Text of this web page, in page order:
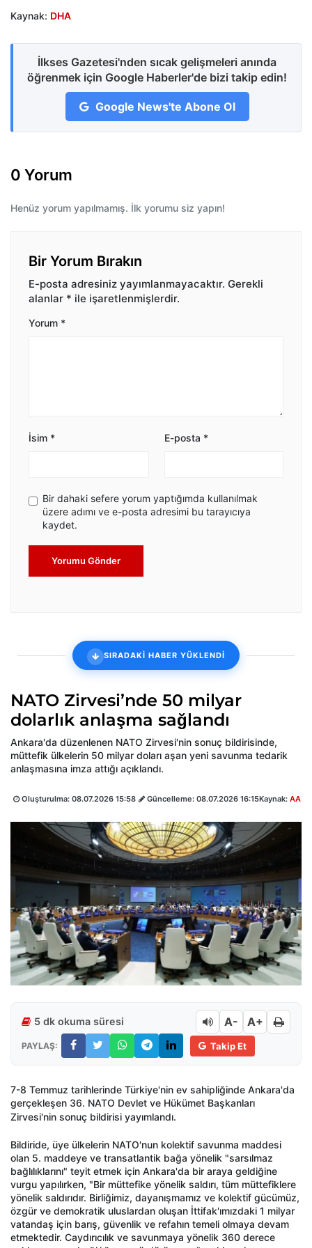
Kaynak: DHA
İlkses Gazetesi'nden sıcak gelişmeleri anında
öğrenmek için Google Haberler'de bizi takip edin!
Google News'te Abone Ol
0 Yorum
Henüz yorum yapılmamış. İlk yorumu siz yapın!
Bir Yorum Bırakın
E-posta adresiniz yayımlanmayacaktır. Gerekli
alanlar * ile işaretlenmişlerdir.
Yorum *
İsim * E-posta *
Bir dahaki sefere yorum yaptığımda kullanılmak
üzere adımı ve e-posta adresimi bu tarayıcıya
kaydet.
Yorumu Gönder
SIRADAKİ HABER YÜKLENDİ
NATO Zirvesi’nde 50 milyar
dolarlık anlaşma sağlandı
Ankara'da düzenlenen NATO Zirvesi'nin sonuç bildirisinde,
müttefik ülkelerin 50 milyar doları aşan yeni savunma tedarik
anlaşmasına imza attığı açıklandı.
Oluşturulma: 08.07.2026 15:58 Güncelleme: 08.07.2026 16:15Kaynak: AA
5 dk okuma süresi A- A+
PAYLAŞ: Takip Et
7-8 Temmuz tarihlerinde Türkiye'nin ev sahipliğinde Ankara'da
gerçekleşen 36. NATO Devlet ve Hükümet Başkanları
Zirvesi'nin sonuç bildirisi yayımlandı.
Bildiride, üye ülkelerin NATO'nun kolektif savunma maddesi
olan 5. maddeye ve transatlantik bağa yönelik "sarsılmaz
bağlılıklarını" teyit etmek için Ankara'da bir araya geldiğine
vurgu yapılırken, "Bir müttefike yönelik saldırı, tüm müttefiklere
yönelik saldırıdır. Birliğimiz, dayanışmamız ve kolektif gücümüz,
özgür ve demokratik uluslardan oluşan İttifak'ımızdaki 1 milyar
vatandaş için barış, güvenlik ve refahın temeli olmaya devam
etmektedir. Caydırıcılık ve savunmaya yönelik 360 derece